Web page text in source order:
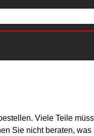
Viele Teile
Sie nicht beraten,